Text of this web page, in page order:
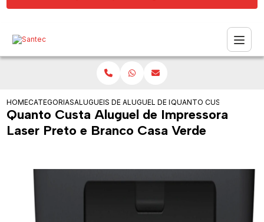
HOMECATEGORIASALUGUEIS DE IMPRESSORAS
ALUGUEL DE IMPRESSORA LASER
QUANTO CUSTA
Quanto Custa Aluguel de Impressora
Laser Preto e Branco Casa Verde